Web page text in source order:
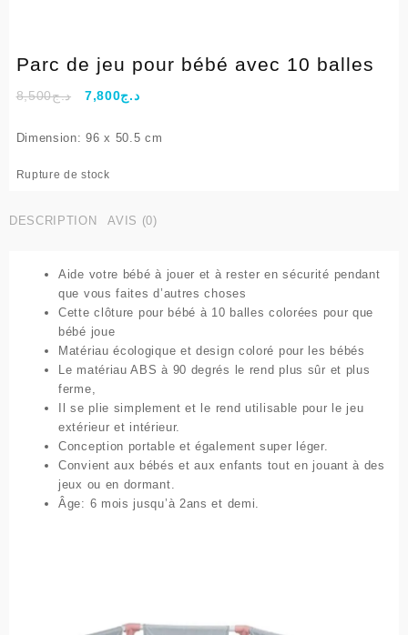
Parc de jeu pour bébé avec 10 balles
د.ج8,500
Le
initial
د.ج7,800
Le
actuel
Dimension: 96 x 50.5 cm
Rupture de stock
DESCRIPTION AVIS (0)
Aide votre bébé à jouer et à rester en sécurité pendant
que vous faites d’autres choses
Cette clôture pour bébé à 10 balles colorées pour que
bébé joue
Matériau écologique et design coloré pour les bébés
Le matériau ABS à 90 degrés le rend plus sûr et plus
ferme,
Il se plie simplement et le rend utilisable pour le jeu
extérieur et intérieur.
Conception portable et également super léger.
Convient aux bébés et aux enfants tout en jouant à des
jeux ou en dormant.
Âge: 6 mois jusqu’à 2ans et demi.